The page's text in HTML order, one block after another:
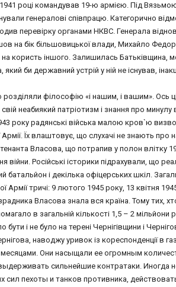
році командував 19-ю армією. Під
генералові співпрацю. Категорично
перевірку органами НКВС. Генерала
на бік більшовицької влади, Михайло
користь іншого. Залишилась Батьківщина,
би державний устрій у ній не існував,
філософію «і нашим, і вашим». Ось
неабиякий патріотизм і знання про минулу
року радянські війська малою кров`ю
Їх влаштовує, що слухачі не знають про
Власова, що потрапив у полон влітку
Російські історики підрахували, що
батальйон і декілька офіцерських шкіл.
Армії тричі: 9 лютого 1945 року, 13 квітня
Власова знала вся країна. Тому тих,
в загальній кількості 1,5 – 2
і не було на терені Чернігівщини і
наводжу уривок із кореспонденції в
Они насыщали ее огромным
сильнейшие контратаки. Иногда
пехоты и танков противника,